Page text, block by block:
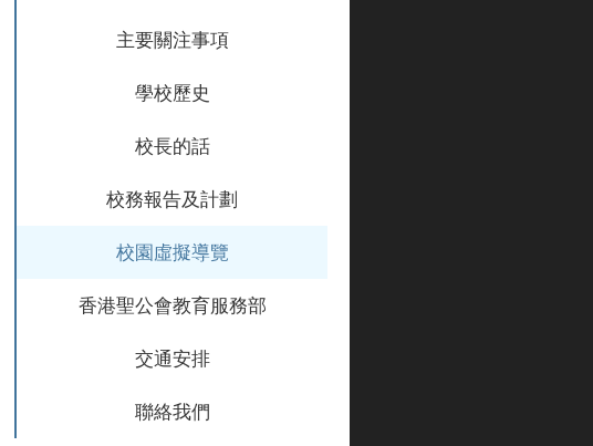
主要關注事項
學校歷史
校長的話
校務報告及計劃
校園虛擬導覽
香港聖公會教育服務部
交通安排
聯絡我們